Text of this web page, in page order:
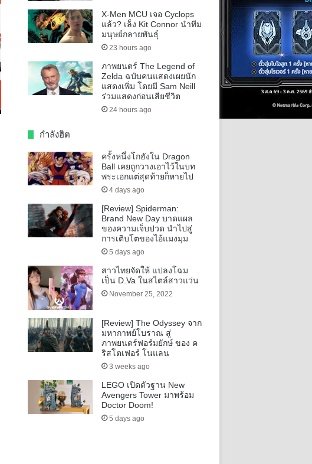
X-Men MCU เจอ Cyclops
แล้ว? เล็ง Kit Connor นำทีม
มนุษย์กลายพันธุ์
23 hours ago
ภาพยนตร์ The Legend of
Zelda ฉบับคนแสดงเผยนัก
แสดงเพิ่ม โดยมี Sam Neill
ร่วมแสดงก่อนเสียชีวิต
24 hours ago
กำลังฮิต
ครั้งหนึ่งโกฮังใน Dragon
Ball เคยถูกวางเอาไว้ในบท
พระเอกแต่สุดท้ายก็หายไป
4 days ago
[Review] Spiderman:
Brand New Day บาดแผล
ของความเจ็บปวด นำไปสู่
การเติบโตของไอ้แมงมุม
5 days ago
สาวไทยจัดให้ แปลงโฉม
เป็น D.Va ในสไตล์สาวแว่น
November 25, 2022
[Review] The Odyssey จาก
มหากาพย์โบราณ สู่
ภาพยนตร์ฟอร์มยักษ์ ของ ค
ริสโตเฟอร์ โนแลน
3 weeks ago
LEGO เปิดตัวฐาน New
Avengers Tower มาพร้อม
Doctor Doom!
5 days ago